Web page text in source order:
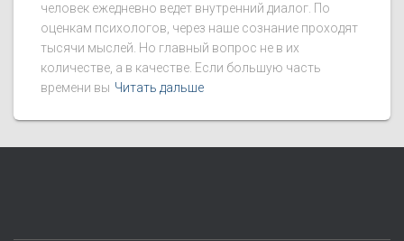
человек ежедневно ведет внутренний диалог. По
оценкам психологов, через наше сознание проходят
тысячи мыслей. Но главный вопрос не в их
количестве, а в качестве. Если большую часть
времени вы Читать дальше